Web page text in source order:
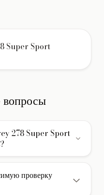
Super Sport
вопросы
278 Super Sport
осмотр яхты на
онлайн-показ в
проверку